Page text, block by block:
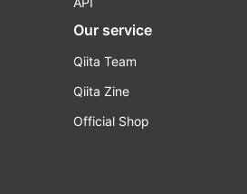
Our service
Qiita Team
Qiita Zine
Official Shop